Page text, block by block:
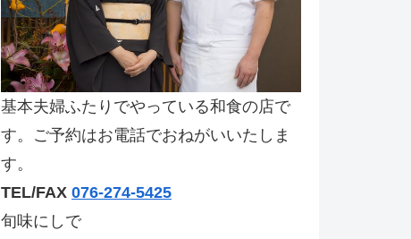
基本夫婦ふたりでやっている和食の店で
す。ご予約はお電話でおねがいいたしま
す。
TEL/FAX 076-274-5425
旬味にしで